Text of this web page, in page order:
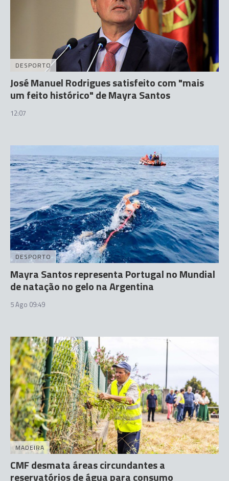
DESPORTO
José Manuel Rodrigues satisfeito com "mais
um feito histórico" de Mayra Santos
12:07
DESPORTO
Mayra Santos representa Portugal no Mundial
de natação no gelo na Argentina
5 Ago 09:49
MADEIRA
CMF desmata áreas circundantes a
reservatórios de água para consumo